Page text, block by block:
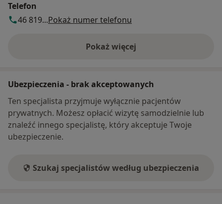
Telefon
46 819...Pokaż numer telefonu
Pokaż więcej
o adresie
Ubezpieczenia - brak akceptowanych
Ten specjalista przyjmuje wyłącznie pacjentów
prywatnych. Możesz opłacić wizytę samodzielnie lub
znaleźć innego specjalistę, który akceptuje Twoje
ubezpieczenie.
Szukaj specjalistów według ubezpieczenia